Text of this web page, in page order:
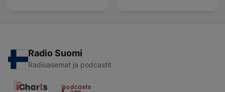
Radio Suomi
Radioasemat ja podcastit